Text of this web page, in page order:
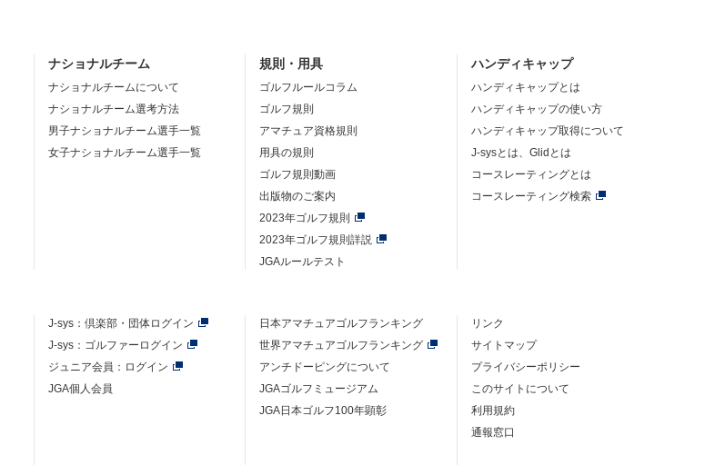
ナショナルチーム
ナショナルチームについて
ナショナルチーム選考方法
男子ナショナルチーム選手一覧
女子ナショナルチーム選手一覧
規則・用具
ゴルフルールコラム
ゴルフ規則
アマチュア資格規則
用具の規則
ゴルフ規則動画
出版物のご案内
2023年ゴルフ規則
2023年ゴルフ規則詳説
JGAルールテスト
ハンディキャップ
ハンディキャップとは
ハンディキャップの使い方
ハンディキャップ取得について
J-sysとは、Glidとは
コースレーティングとは
コースレーティング検索
J-sys： 倶楽部・団体ログイン
J-sys：ゴルファーログイン
ジュニア会員：ログイン
JGA個人会員
日本アマチュアゴルフランキング
世界アマチュアゴルフランキング
アンチドーピングについて
JGAゴルフミュージアム
JGA日本ゴルフ100年顕彰
リンク
サイトマップ
プライバシーポリシー
このサイトについて
利用規約
通報窓口